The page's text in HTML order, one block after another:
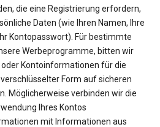
die eine Registrierung erfordern,
Daten (wie Ihren Namen, Ihre
Kontopasswort). Für bestimmte
Werbeprogramme, bitten wir
Kontoinformationen für die
Form auf sicheren
Möglicherweise verbinden wir die
Ihres Kontos
mit Informationen aus